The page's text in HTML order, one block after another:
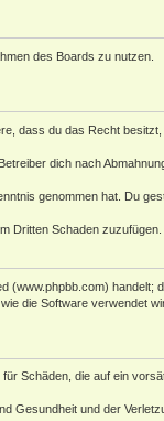
des Boards zu nutzen.
dass du das Recht besitzt,
dich nach
genommen hat. Du
Dritten Schaden zuzufügen.
(www.phpbb.com) handelt;
die Software verwendet
Schäden, die auf ein
Gesundheit und der